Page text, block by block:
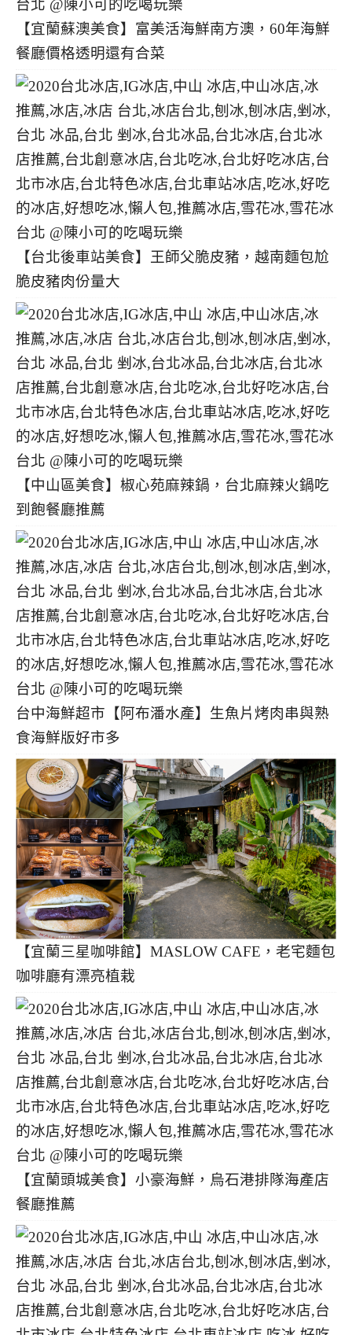
【宜蘭蘇澳美食】富美活海鮮南方澳，60年海鮮
餐廳價格透明還有合菜
【台北後車站美食】王師父脆皮豬，越南麵包尬
脆皮豬肉份量大
【中山區美食】椒心苑麻辣鍋，台北麻辣火鍋吃
到飽餐廳推薦
台中海鮮超市【阿布潘水產】生魚片烤肉串與熟
食海鮮版好市多
【宜蘭三星咖啡館】MASLOW CAFE，老宅麵包
咖啡廳有漂亮植栽
【宜蘭頭城美食】小豪海鮮，烏石港排隊海產店
餐廳推薦